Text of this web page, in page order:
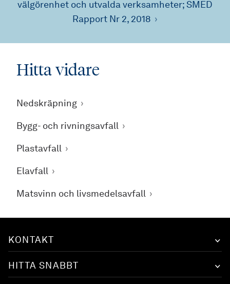
välgörenhet och utvalda verksamheter; SMED
Rapport Nr 2, 2018
Hitta vidare
Nedskräpning
Bygg- och rivningsavfall
Plastavfall
Elavfall
Matsvinn och livsmedelsavfall
KONTAKT
HITTA SNABBT